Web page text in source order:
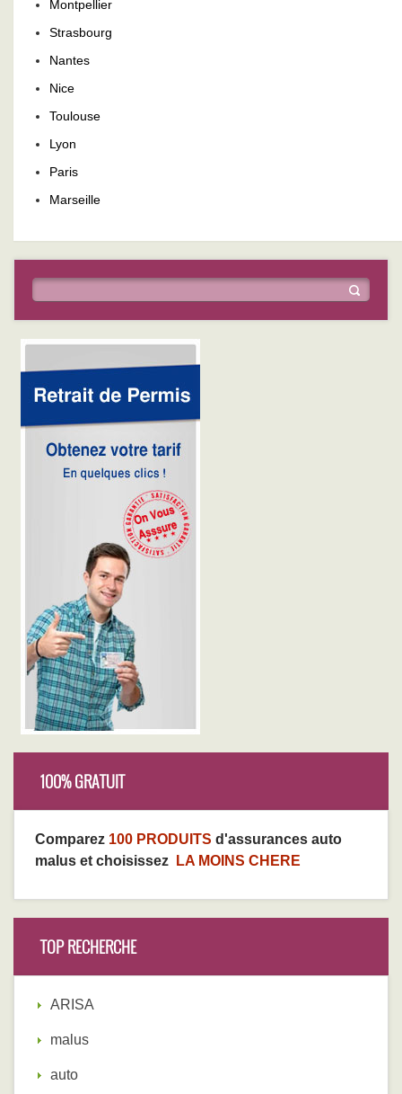
Montpellier
Strasbourg
Nantes
Nice
Toulouse
Lyon
Paris
Marseille
100% GRATUIT
Comparez 100 PRODUITS d'assurances auto
malus et choisissez
LA MOINS CHERE
TOP RECHERCHE
ARISA
malus
auto